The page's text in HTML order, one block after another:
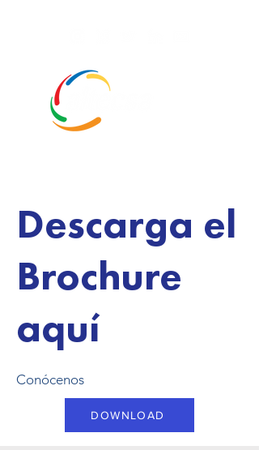
Descarga el
Brochure
aquí
Conócenos
DOWNLOAD